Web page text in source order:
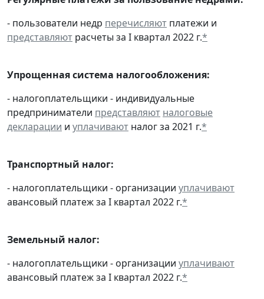
- пользователи недр перечисляют платежи и
представляют расчеты за I квартал 2022 г.*
Упрощенная система налогообложения:
- налогоплательщики - индивидуальные
предприниматели представляют налоговые
декларации и уплачивают налог за 2021 г.*
Транспортный налог:
- налогоплательщики - организации уплачивают
авансовый платеж за I квартал 2022 г.*
Земельный налог:
- налогоплательщики - организации уплачивают
авансовый платеж за I квартал 2022 г.*